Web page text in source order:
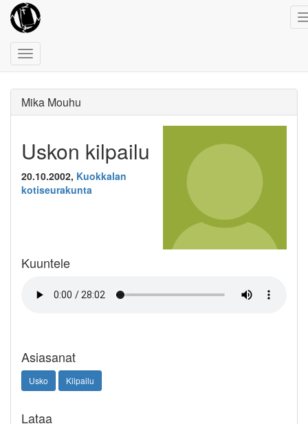
Toggle
navigation
Mika Mouhu
Uskon kilpailu
20.10.2002, Kuokkalan
kotiseurakunta
Kuuntele
Asiasanat
Usko Kilpailu
Lataa